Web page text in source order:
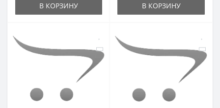
В КОРЗИНУ В КОРЗИНУ